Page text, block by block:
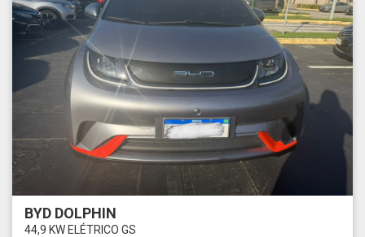
BYD DOLPHIN
44,9 KW ELÉTRICO GS